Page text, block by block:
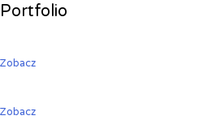
Portfolio
Zobacz
Zobacz